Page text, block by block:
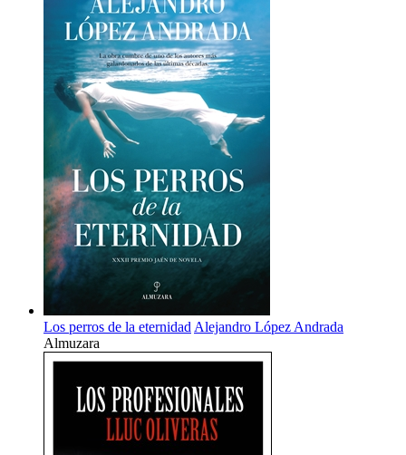
Los perros de la eternidad Alejandro López Andrada
Almuzara